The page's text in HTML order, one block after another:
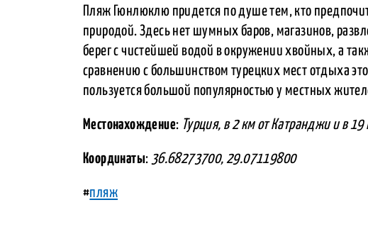
Пляж Гюнлюклю придется по душе тем, кто
природой. Здесь нет шумных баров, магазинов,
берег с чистейшей водой в окружении хвойных, а
сравнению с большинством турецких мест отдыха
пользуется большой популярностью у местных
Местонахождение: Турция, в 2 км от Катранджи и в
Координаты: 36.68273700, 29.07119800
#пляж